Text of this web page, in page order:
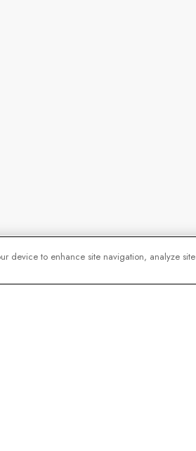
device to enhance site navigation, analyze site